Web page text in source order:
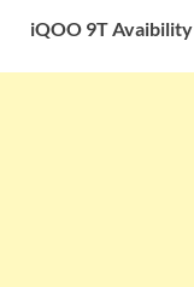
iQOO 9T Avaibility